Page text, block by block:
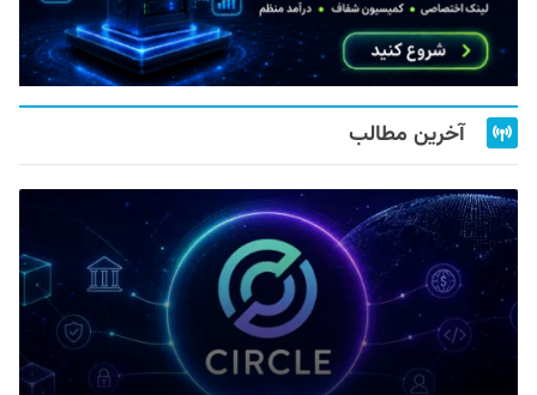
آخرین مطالب